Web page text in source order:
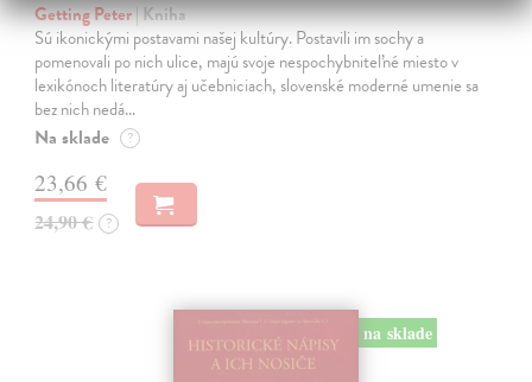
Getting Peter| Kniha
Sú ikonickými postavami našej kultúry. Postavili im sochy a
pomenovali po nich ulice, majú svoje nespochybniteľné miesto v
lexikónoch literatúry aj učebniciach, slovenské moderné umenie sa
bez nich nedá…
Na sklade ?
23,66 €
24,90 € ?
na sklade